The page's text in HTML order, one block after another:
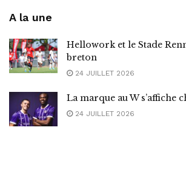
A la une
Hellowork et le Stade
breton
24 JUILLET 2026
La marque au W s’affiche
24 JUILLET 2026